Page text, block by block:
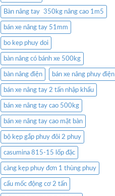
Bàn nâng tay 350kg nâng cao 1m5
bán xe nâng tay 51mm
bo kep phuy doi
bàn nâng có bánh xe 500kg
bàn nâng điện bán xe nâng phuy điện
bán xe nâng tay 2 tấn nhập khẩu
bán xe nâng tay cao 500kg
bán xe nâng tay cao mặt bàn
bộ kẹp gắp phuy đôi 2 phuy
casumina 815-15 lốp đặc
càng kẹp phuy đơn 1 thùng phuy
cẩu mốc động cơ 2 tấn